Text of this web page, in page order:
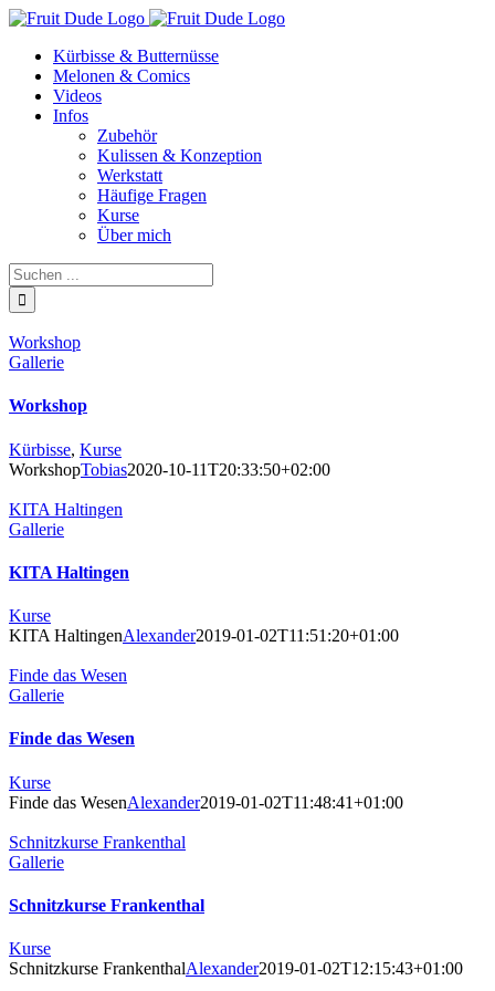
Skip
contentKürbisse & Butternüsse
Melonen & Comics
Videos
Infos
Zubehör
Kulissen & Konzeption
Werkstatt
Häufige Fragen
Kurse
Über mich
Suche
nach:
Workshop
Gallerie
Workshop
Kürbisse, Kurse
WorkshopTobias2020-10-11T20:33:50+02:00
KITA Haltingen
Gallerie
KITA Haltingen
Kurse
KITA HaltingenAlexander2019-01-02T11:51:20+01:00
Finde das Wesen
Gallerie
Finde das Wesen
Kurse
Finde das WesenAlexander2019-01-02T11:48:41+01:00
Schnitzkurse Frankenthal
Gallerie
Schnitzkurse Frankenthal
Kurse
Schnitzkurse FrankenthalAlexander2019-01-02T12:15:43+01:00